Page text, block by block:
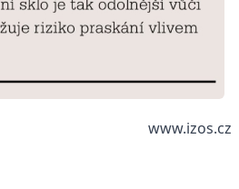
www.izos.cz